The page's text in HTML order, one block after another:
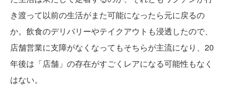
き渡って以前の生活がまた可能になったら元に戻るの
か。飲食のデリバリーやテイクアウトも浸透したので、
店舗営業に支障がなくなってもそちらが主流になり、20
年後は「店舗」の存在がすごくレアになる可能性もなく
はない。